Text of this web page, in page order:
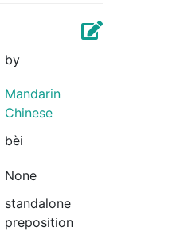
by
Mandarin
Chinese
bèi
None
standalone
preposition